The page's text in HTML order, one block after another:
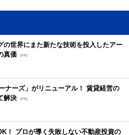
の世界にまた新たな技術を投入したアー
真価 [PR]
ナーズ」がリニューアル！ 賃貸経営の
解決 [PR]
！ プロが導く失敗しない不動産投資の